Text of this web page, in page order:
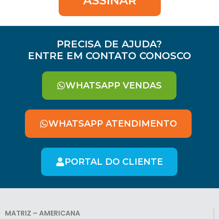
PRECISA DE AJUDA?
ENTRE EM CONTATO CONOSCO
WHATSAPP VENDAS
WHATSAPP ATENDIMENTO
PORTAL DO CLIENTE
MATRIZ – AMERICANA